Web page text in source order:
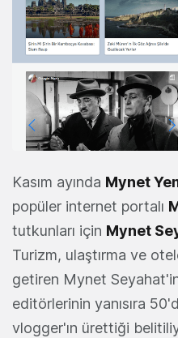
Kasım ayında Mynet
popüler internet portalı
tutkunları için Mynet
Turizm, ulaştırma ve
getiren Mynet
editörlerinin yanısıra
vlogger'ın ürettiği